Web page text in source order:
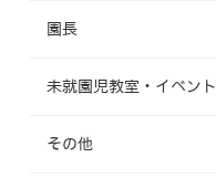
園長
未就園児教室・イベント
その他